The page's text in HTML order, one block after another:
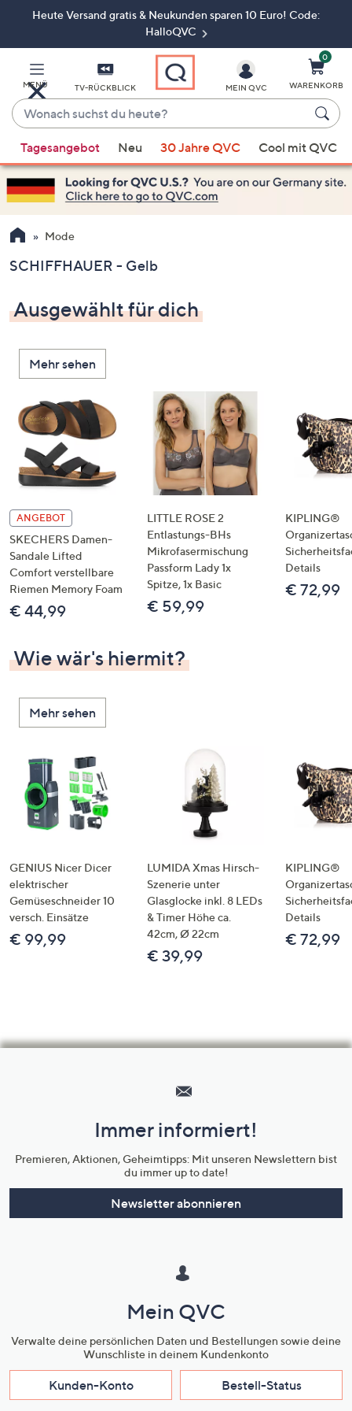
ZumHeute Versand gratis & Neukunden sparen 10 Euro! Code:
HalloQVC
MENÜ TV-RÜCKBLICK
Wonach
suchst
du
heute?
Vorschläge
verfügbar
sind,
verwenden
Sie
Pfeiltasten
oben
und
nach
unten
oder
wischen
Sie
Touch-
Geräten
links
bzw.
rechts,
um
diese
anzuzeigen.
MEIN QVC
0
WARENKORB
Tagesangebot Neu 30 Jahre QVC Cool mit QVC
Mode
SCHIFFHAUER - Gelb
Ausgewählt für dich
Mehr sehen
ANGEBOT
SKECHERS Damen-
Sandale Lifted
Comfort verstellbare
Riemen Memory Foam
€ 44,99
LITTLE ROSE 2
Entlastungs-BHs
Mikrofasermischung
Passform Lady 1x
Spitze, 1x Basic
€ 59,99
KIPLING®
Details
€ 72,99
Wie wär's hiermit?
Mehr sehen
GENIUS Nicer Dicer
elektrischer
Gemüseschneider 10
versch. Einsätze
€ 99,99
LUMIDA Xmas Hirsch-
Szenerie unter
Glasglocke inkl. 8 LEDs
& Timer Höhe ca.
42cm, Ø 22cm
€ 39,99
KIPLING®
Details
€ 72,99
Unternehmensinformationen
Immer informiert!
Premieren, Aktionen, Geheimtipps: Mit unseren Newslettern bist
du immer up to date!
Newsletter abonnieren
Mein QVC
Verwalte deine persönlichen Daten und Bestellungen sowie deine
Wunschliste in deinem Kundenkonto
Kunden-Konto Bestell-Status